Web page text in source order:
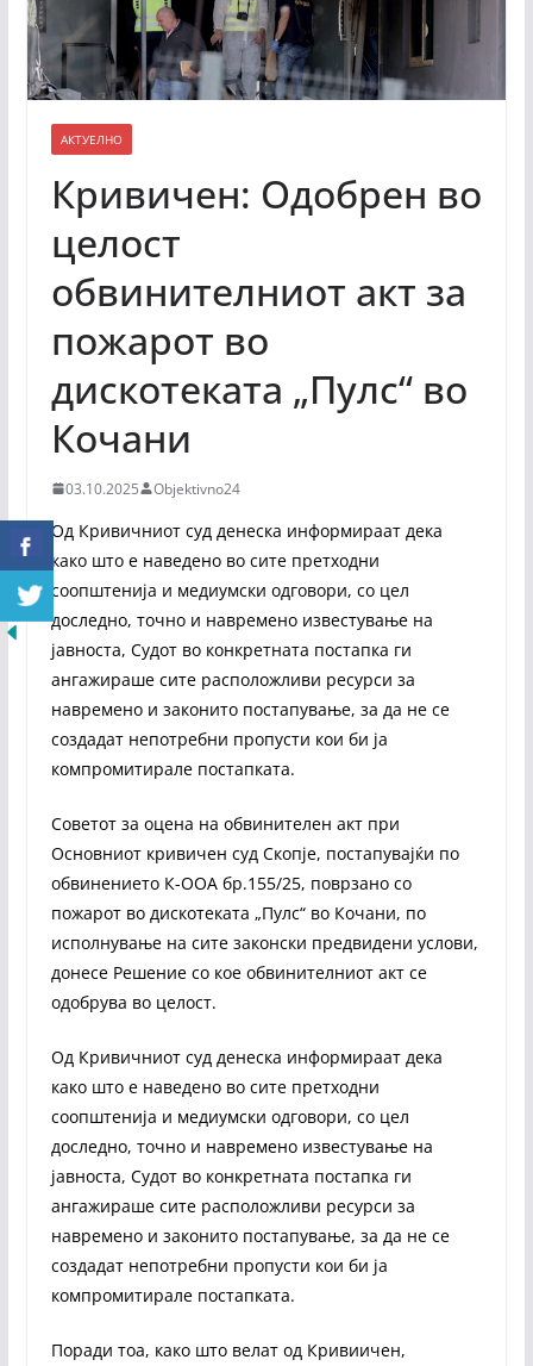
АКТУЕЛНО
Кривичен: Одобрен во
целост
обвинителниот акт за
пожарот во
дискотеката „Пулс“ во
Кочани
03.10.2025 Objektivno24
Од Кривичниот суд денеска информираат дека
како што е наведено во сите претходни
соопштенија и медиумски одговори, со цел
доследно, точно и навремено известување на
јавноста, Судот во конкретната постапка ги
ангажираше сите расположливи ресурси за
навремено и законито постапување, за да не се
создадат непотребни пропусти кои би ја
компромитирале постапката.
Советот за оцена на обвинителен акт при
Основниот кривичен суд Скопје, постапувајќи по
обвинението К-ООА бр.155/25, поврзано со
пожарот во дискотеката „Пулс“ во Кочани, по
исполнување на сите законски предвидени услови,
донесе Решение со кое обвинителниот акт се
одобрува во целост.
Од Кривичниот суд денеска информираат дека
како што е наведено во сите претходни
соопштенија и медиумски одговори, со цел
доследно, точно и навремено известување на
јавноста, Судот во конкретната постапка ги
ангажираше сите расположливи ресурси за
навремено и законито постапување, за да не се
создадат непотребни пропусти кои би ја
компромитирале постапката.
Поради тоа, како што велат од Кривиичен,